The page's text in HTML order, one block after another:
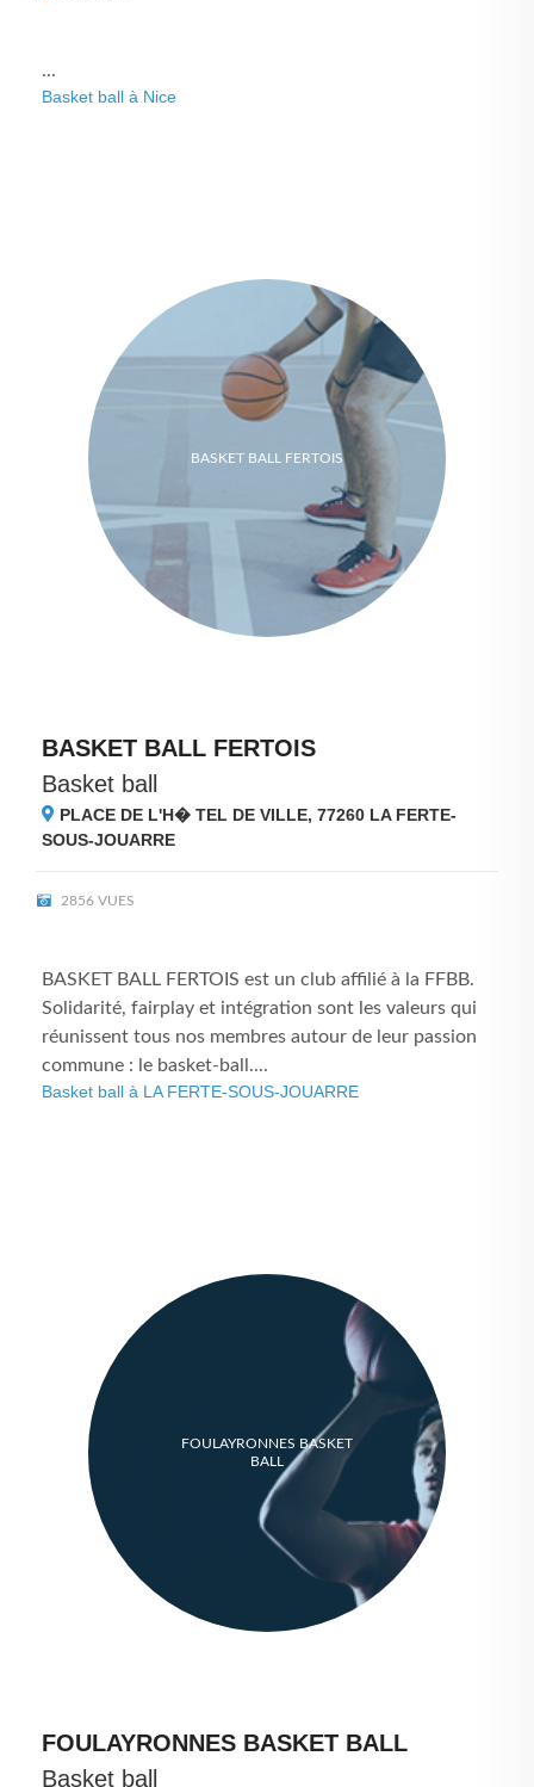
...
Basket ball à Nice
BASKET BALL FERTOIS
BASKET BALL FERTOIS
Basket ball
PLACE DE L'H� TEL DE VILLE, 77260 LA FERTE-
SOUS-JOUARRE
2856 VUES
BASKET BALL FERTOIS est un club affilié à la FFBB.
Solidarité, fairplay et intégration sont les valeurs qui
réunissent tous nos membres autour de leur passion
commune : le basket-ball....
Basket ball à LA FERTE-SOUS-JOUARRE
FOULAYRONNES BASKET
BALL
FOULAYRONNES BASKET BALL
Basket ball